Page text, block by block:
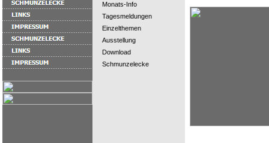
Monats-Info
Tagesmeldungen
Einzelthemen
Ausstellung
Download
Schmunzelecke